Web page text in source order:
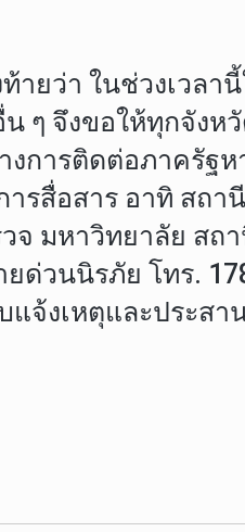
ายว่า ในช่วงเว
จึงขอให้ทุกจังห
การติดต่อภาครั
สื่อสาร อาทิ สถา
มหาวิทยาลัย ส
วนนิรภัย โทร.
จ้งเหตุและประสา